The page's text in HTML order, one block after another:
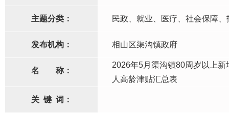
主题分类： 民政、就业、医疗、社会保障、
发布机构： 相山区渠沟镇政府
名 称：
2026年5月渠沟镇80周岁以上新
人高龄津贴汇总表
关 键 词：